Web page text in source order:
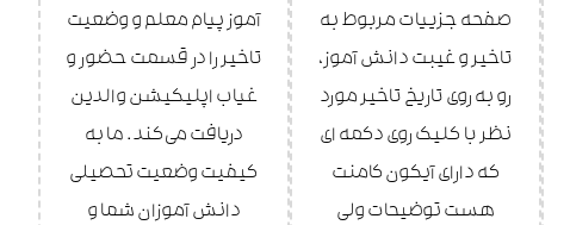
صفحه جزییات مربوط به
تاخیر و غیبت دانش آموز،
رو به روی تاریخ تاخیر مورد
نظر با کلیک روی دکمه ای
که دارای آیکون کامنت
هست توضیحات ولی
آموز پیام معلم و وضعیت
تاخیر را در قسمت حضور و
غیاب اپلیکیشن والدین
دریافت می‌کند. ما به
کیفیت وضعیت تحصیلی
دانش آموزان شما و